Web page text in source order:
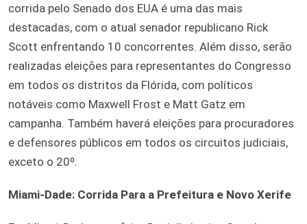
corrida pelo Senado dos EUA é uma das mais
destacadas, com o atual senador republicano Rick
Scott enfrentando 10 concorrentes. Além disso, serão
realizadas eleições para representantes do Congresso
em todos os distritos da Flórida, com políticos
notáveis como Maxwell Frost e Matt Gatz em
campanha. Também haverá eleições para procuradores
e defensores públicos em todos os circuitos judiciais,
exceto o 20º.
Miami-Dade: Corrida Para a Prefeitura e Novo Xerife